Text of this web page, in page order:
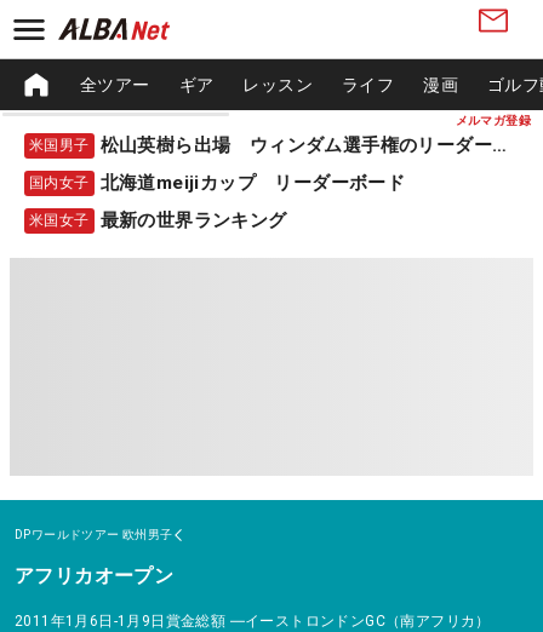
メルマガ登録
全ツアー ギア レッスン ライフ 漫画 ゴル
米国男子 松山英樹ら出場 ウィンダム選手権のリーダーボード
国内女子 北海道meijiカップ リーダーボード
米国女子 最新の世界ランキング
DPワールドツアー 欧州男子
アフリカオープン
2011年1月6日-1月9日 賞金総額 ―イーストロンドンGC（南アフリカ）